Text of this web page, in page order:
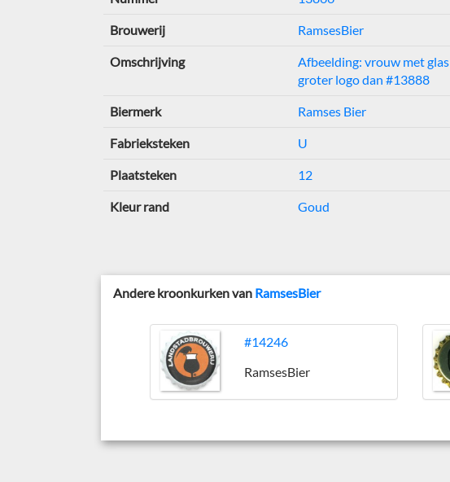
Brouwerij RamsesBier
Omschrijving
Afbeelding: vrouw met glas
groter logo dan #13888
Biermerk Ramses Bier
Fabrieksteken U
Plaatsteken 12
Kleur rand Goud
Andere kroonkurken van RamsesBier
#14246
RamsesBier